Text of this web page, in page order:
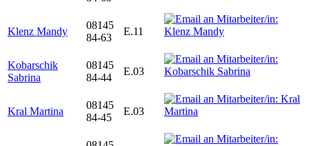
Klenz Mandy
08145
84-63
E.11
Kobarschik
Sabrina
08145
84-44
E.03
Kral Martina
08145
84-45
E.03